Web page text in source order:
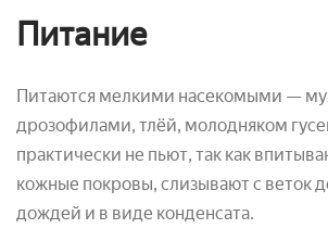
Питание
Питаются мелкими насекомыми —
дрозофилами, тлёй, молодняком
практически не пьют, так как
кожные покровы, слизывают с веток
дождей и в виде конденсата.